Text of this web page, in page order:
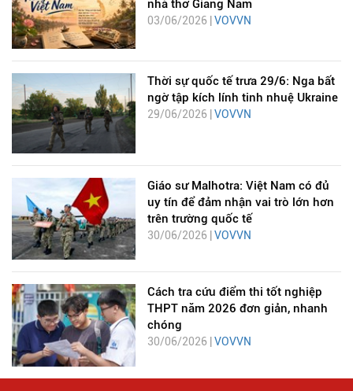
nhà thơ Giang Nam
03/06/2026 | VOVVN
Thời sự quốc tế trưa 29/6: Nga bất
ngờ tập kích lính tinh nhuệ Ukraine
29/06/2026 |VOVVN
Giáo sư Malhotra: Việt Nam có đủ
uy tín để đảm nhận vai trò lớn hơn
trên trường quốc tế
30/06/2026 | VOVVN
Cách tra cứu điểm thi tốt nghiệp
THPT năm 2026 đơn giản, nhanh
chóng
30/06/2026 | VOVVN